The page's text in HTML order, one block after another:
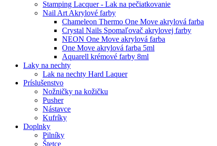
Stamping Lacquer - Lak na pečiatkovanie
Nail Art Akrylové farby
Chameleon Thermo One Move akrylová farba
Crystal Nails Spomaľovač akrylovej farby
NEON One Move akrylová farba
One Move akrylová farba 5ml
Aquarell krémové farby 8ml
Laky na nechty
Lak na nechty Hard Laquer
Príslušenstvo
Nožničky na kožičku
Pusher
Nástavce
Kufríky
Doplnky
Pilníky
Štetce